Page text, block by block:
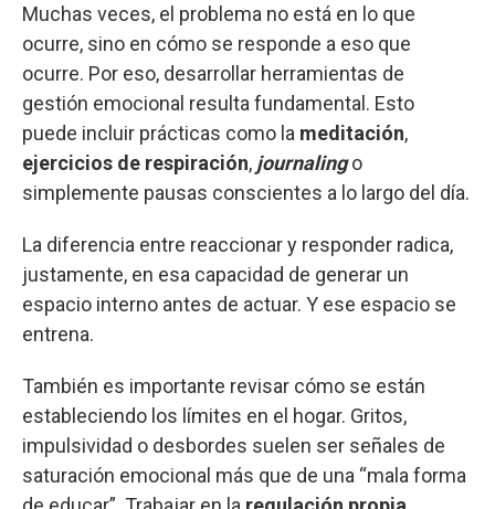
Muchas veces, el problema no está en lo que
ocurre, sino en cómo se responde a eso que
ocurre. Por eso, desarrollar herramientas de
gestión emocional resulta fundamental. Esto
puede incluir prácticas como la meditación,
ejercicios de respiración, journalingo
simplemente pausas conscientes a lo largo del día.
La diferencia entre reaccionar y responder radica,
justamente, en esa capacidad de generar un
espacio interno antes de actuar. Y ese espacio se
entrena.
También es importante revisar cómo se están
estableciendo los límites en el hogar. Gritos,
impulsividad o desbordes suelen ser señales de
saturación emocional más que de una “mala forma